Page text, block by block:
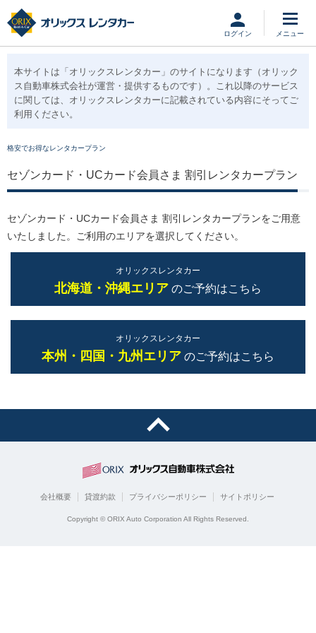
ログイン
本サイトは「オリックスレンタカー」のサイトになります （オリック
ス自動車株式会社が運営・提供するものです）。これ以降のサービス
に関しては、オリックスレンタカーに記載されている内容にそってご
利用ください。
格安でお得なレンタカープラン
セゾンカード・UCカード会員さま 割引レンタカープラン
セゾンカード・UCカード会員さま 割引レンタカープランをご用意
いたしました。ご利用のエリアを選択してください。
オリックスレンタカー
北海道・沖縄エリア のご予約はこちら
オリックスレンタカー
本州・四国・九州エリア のご予約はこちら
会社概要 貸渡約款 プライバシーポリシー サイトポリシー
Copyright © ORIX Auto Corporation All Rights Reserved.